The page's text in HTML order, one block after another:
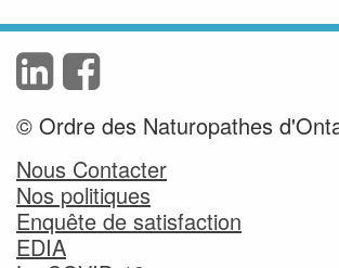
© Ordre des Naturopathes
Nous Contacter
Nos politiques
Enquête de satisfaction
EDIA